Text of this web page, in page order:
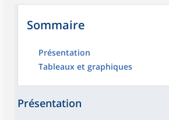
Sommaire
Présentation
Tableaux et graphiques
Présentation